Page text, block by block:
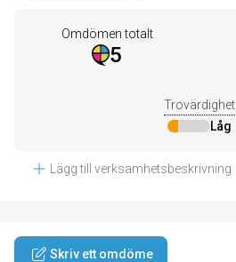
Omdömen totalt
5
Trovärdighet
Låg
Lägg till verksamhetsbeskrivning
Skriv ett omdöme